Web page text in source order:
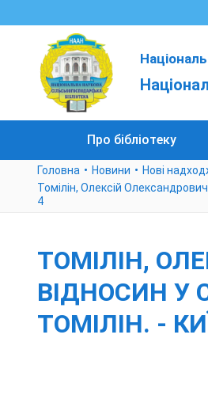
Про бібліотеку
Головна Новини Нові
Томілін, Олексій
4
ТОМІЛІН,
ВІДНОСИН У
ТОМІЛІН. -